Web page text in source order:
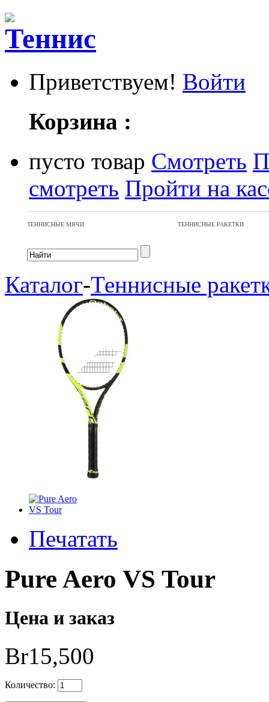
Приветствуем! Войти
Корзина :
пусто товар Смотреть
смотреть Пройти на
ТЕННИСНЫЕ МЯЧИ ТЕННИСНЫЕ РАКЕТКИ
Каталог-Теннисные
Печатать
Pure Aero VS Tour
Цена и заказ
Br15,500
Количество: